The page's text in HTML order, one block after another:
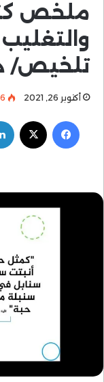
ملخص
تلخيص/
أكتوبر 26, 2021
فيسبوك